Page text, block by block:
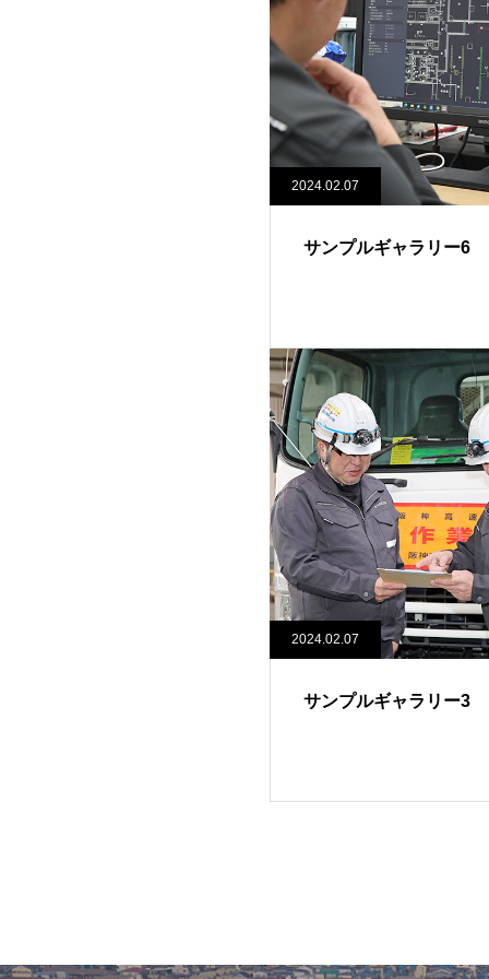
2024.02.07
サンプルギャラリー6
2024.02.07
サンプルギャラリー3